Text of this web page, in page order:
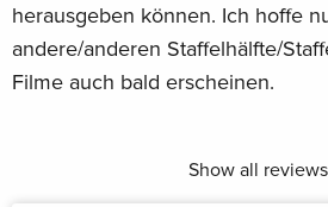
herausgeben können. Ich hoffe
andere/anderen Staffelhälfte/
Filme auch bald erscheinen.
Show all reviews